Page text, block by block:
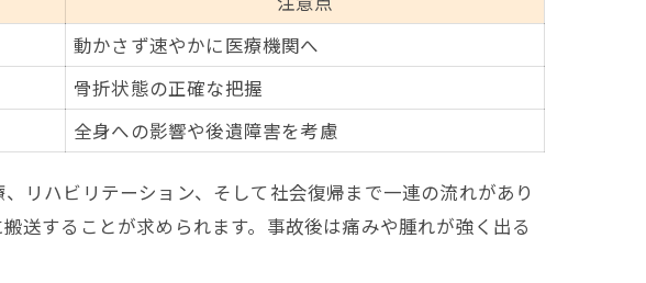
チェック
療機関事情
響
較表
すメリット
制の実際
動かさず速やかに医療機関へ
骨折状態の正確な把握
全身への影響や後遺障害を考慮
リハビリテーション、そして社会復帰まで一連の流れがあり
送することが求められます。事故後は痛みや腫れが強く出る